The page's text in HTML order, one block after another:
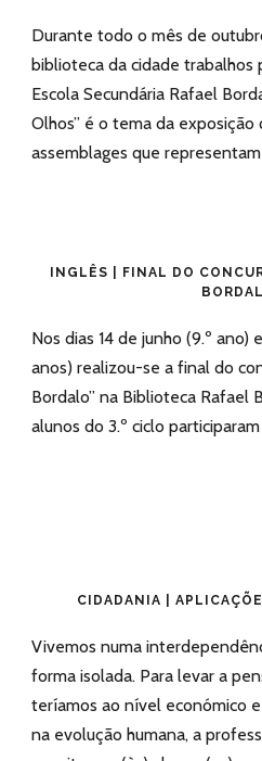
Durante todo o mês de
biblioteca da cidade trabalhos
Escola Secundária Rafael
Olhos” é o tema da exposição
assemblages que
INGLÊS | FINAL DO
Nos dias 14 de junho (9.º ano)
anos) realizou-se a final do
Bordalo” na Biblioteca Rafael
alunos do 3.º ciclo
CIDADANIA |
Vivemos numa
forma isolada. Para levar a
teríamos ao nível económico
na evolução humana, a